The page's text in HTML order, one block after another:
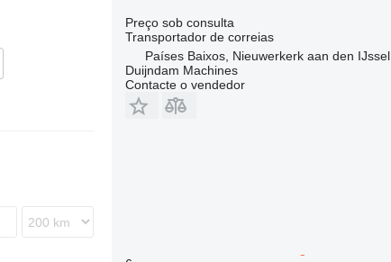
Preço sob consulta
Transportador de correias
Países Baixos, Nieuwerkerk aan den IJssel
Duijndam Machines
Contacte o vendedor